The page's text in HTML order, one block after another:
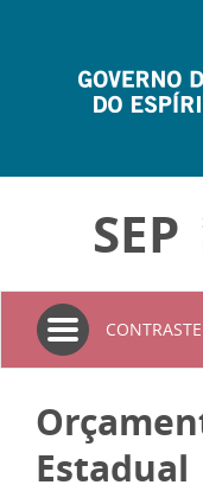
SEP
Toggle
navigation
CONTRASTE
Estadual